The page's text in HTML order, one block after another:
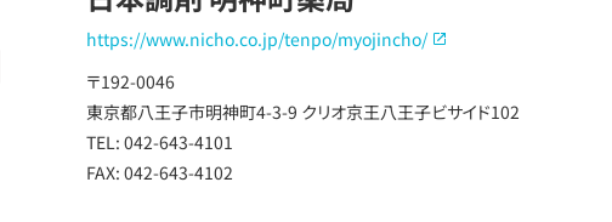
https://www.nicho.co.jp/tenpo/myojincho/
〒192-0046
東京都八王子市明神町4-3-9 クリオ京王八王子ビサイド102
TEL: 042-643-4101
FAX: 042-643-4102